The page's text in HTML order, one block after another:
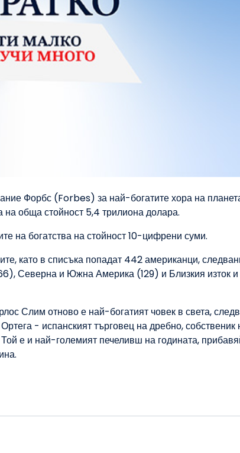
Форбс (Forbes) за най-богатите хора на
на обща стойност 5,4 трилиона долара.
на богатства на стойност 10-цифрени суми.
като в списъка попадат 442 американци,
Северна и Южна Америка (129) и Близкия изток и
Слим отново е най-богатият човек в света,
- испанският търговец на дребно, собственик
е и най-големият печеливш на годината,